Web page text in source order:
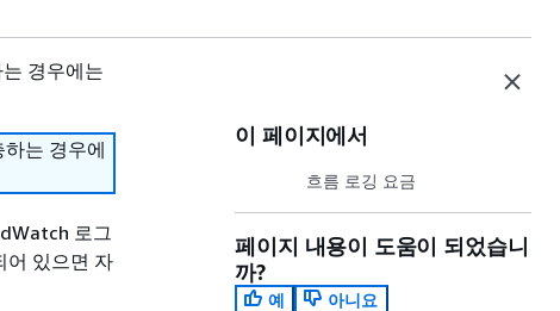
경우에는
는 경우에
로그
어 있으면 자
이 페이지에서
흐름 로깅 요금
페이지 내용이 도움이 되었습니
까?
예
아니요